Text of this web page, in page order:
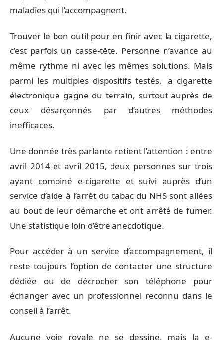
maladies qui l’accompagnent.
Trouver le bon outil pour en finir avec la cigarette,
c’est parfois un casse-tête. Personne n’avance au
même rythme ni avec les mêmes solutions. Mais
parmi les multiples dispositifs testés, la cigarette
électronique gagne du terrain, surtout auprès de
ceux désarçonnés par d’autres méthodes
inefficaces.
Une donnée très parlante retient l’attention : entre
avril 2014 et avril 2015, deux personnes sur trois
ayant combiné e-cigarette et suivi auprès d’un
service d’aide à l’arrêt du tabac du NHS sont allées
au bout de leur démarche et ont arrêté de fumer.
Une statistique loin d’être anecdotique.
Pour accéder à un service d’accompagnement, il
reste toujours l’option de contacter une structure
dédiée ou de décrocher son téléphone pour
échanger avec un professionnel reconnu dans le
conseil à l’arrêt.
Aucune voie royale ne se dessine, mais la e-